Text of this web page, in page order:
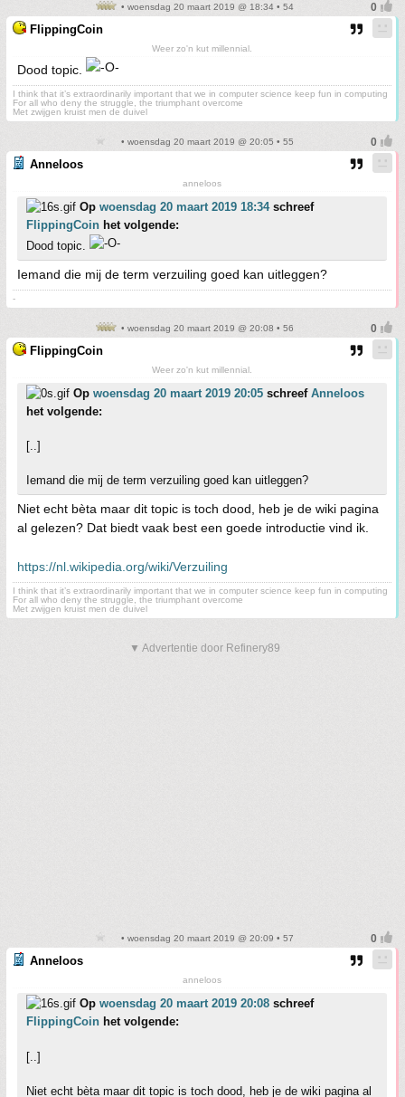
• woensdag 20 maart 2019 @ 18:34 • 54
FlippingCoin
Weer zo'n kut millennial.
Dood topic.
I think that it’s extraordinarily important that we in computer science keep fun in computing
For all who deny the struggle, the triumphant overcome
Met zwijgen kruist men de duivel
• woensdag 20 maart 2019 @ 20:05 • 55
Anneloos
anneloos
Op woensdag 20 maart 2019 18:34schreef
FlippingCoin het volgende:
Dood topic.
Iemand die mij de term verzuiling goed kan uitleggen?
-
• woensdag 20 maart 2019 @ 20:08 • 56
FlippingCoin
Weer zo'n kut millennial.
Op woensdag 20 maart 2019 20:05 schreef Anneloos
het volgende:
[..]
Iemand die mij de term verzuiling goed kan uitleggen?
Niet echt bèta maar dit topic is toch dood, heb je de wiki pagina
al gelezen? Dat biedt vaak best een goede introductie vind ik.
https://nl.wikipedia.org/wiki/Verzuiling
I think that it’s extraordinarily important that we in computer science keep fun in computing
For all who deny the struggle, the triumphant overcome
Met zwijgen kruist men de duivel
▼ Advertentie door Refinery89
• woensdag 20 maart 2019 @ 20:09 • 57
Anneloos
anneloos
Op woensdag 20 maart 2019 20:08 schreef
FlippingCoin het volgende:
[..]
Niet echt bèta maar dit topic is toch dood, heb je de wiki pagina al